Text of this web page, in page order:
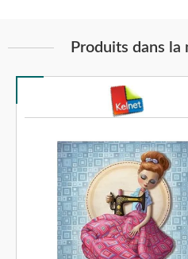
Produits dans la